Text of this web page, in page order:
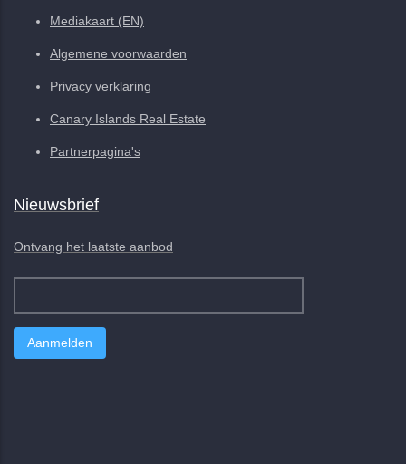
Mediakaart (EN)
Algemene voorwaarden
Privacy verklaring
Canary Islands Real Estate
Partnerpagina's
Nieuwsbrief
Ontvang het laatste aanbod